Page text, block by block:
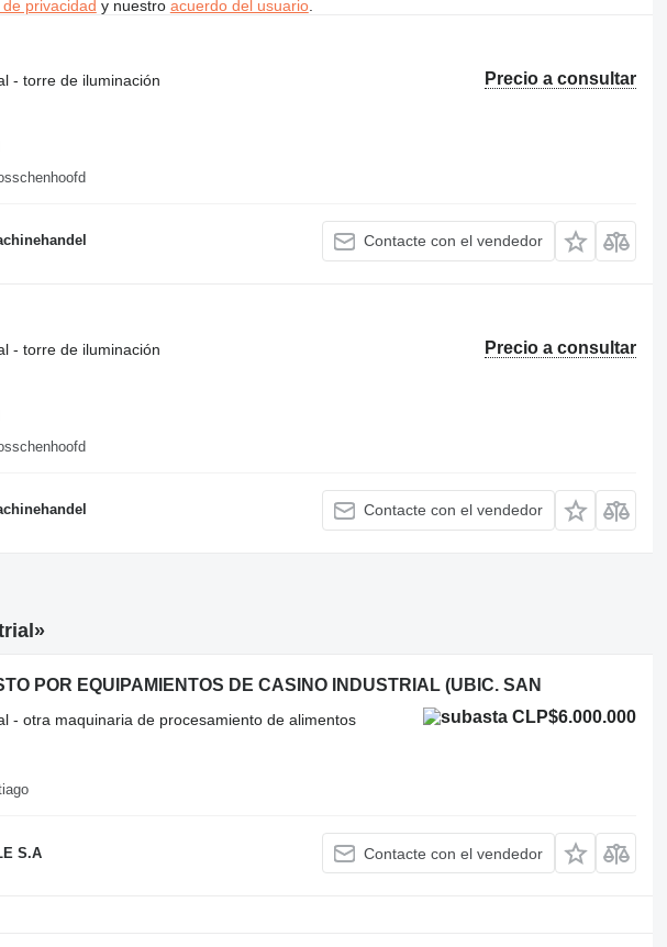
privacidad y nuestro acuerdo del usuario.
Precio a consultar
- torre de iluminación
Contacte con el vendedor
Precio a consultar
- torre de iluminación
Contacte con el vendedor
POR EQUIPAMIENTOS DE CASINO INDUSTRIAL (UBIC. SAN
CLP$6.000.000
- otra maquinaria de procesamiento de alimentos
S.A Contacte con el vendedor